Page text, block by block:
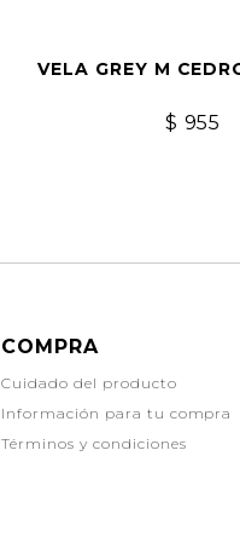
VELA GREY M
$ 955
COMPRA
Cuidado del producto
Información para tu compra
Términos y condiciones